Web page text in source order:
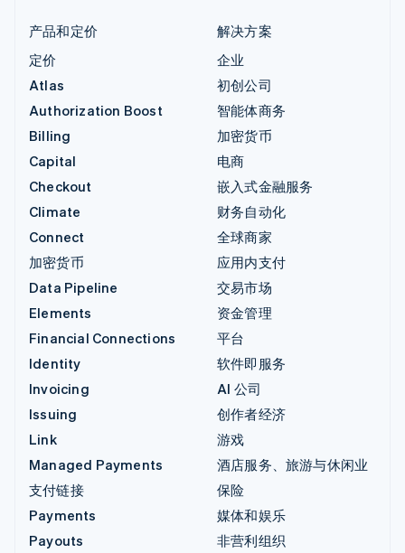
产品和定价
定价
Atlas
Authorization Boost
Billing
Capital
Checkout
Climate
Connect
加密货币
Data Pipeline
Elements
Financial Connections
Identity
Invoicing
Issuing
Link
Managed Payments
支付链接
Payments
Payouts
解决方案
企业
初创公司
智能体商务
加密货币
电商
嵌入式金融服务
财务自动化
全球商家
应用内支付
交易市场
资金管理
平台
软件即服务
AI 公司
创作者经济
游戏
酒店服务、旅游与休闲业
保险
媒体和娱乐
非营利组织